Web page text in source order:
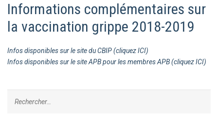
Informations complémentaires sur
la vaccination grippe 2018-2019
Infos disponibles sur le site du CBIP (cliquez ICI)
Infos disponibles sur le site APB pour les membres APB (cliquez ICI)